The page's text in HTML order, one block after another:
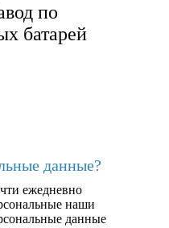
по
батарей
данные?
ежедневно
наши
данные